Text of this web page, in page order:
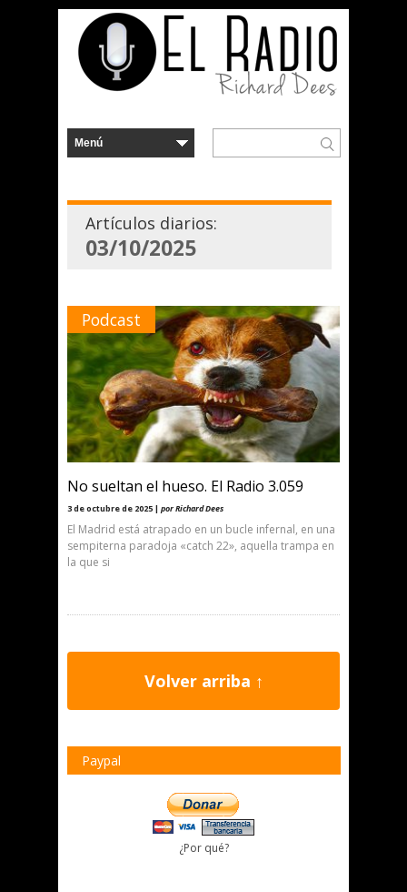
Artículos diarios:
03/10/2025
Podcast
No sueltan el hueso. El Radio 3.059
3 de octubre de 2025 | por Richard Dees
El Madrid está atrapado en un bucle infernal, en una
sempiterna paradoja «catch 22», aquella trampa en
la que si
Volver arriba ↑
Paypal
¿Por qué?